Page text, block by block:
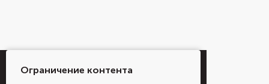
Ограничение контента